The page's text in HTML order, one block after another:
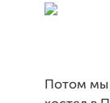
Потом мы